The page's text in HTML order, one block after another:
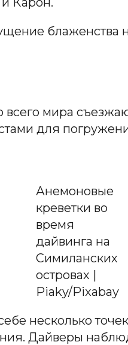
блаженства
мира
для
Анемоновые
креветки во
время
дайвинга на
Симиланских
островах |
Piaky/Pixabay
несколько
Дайверы